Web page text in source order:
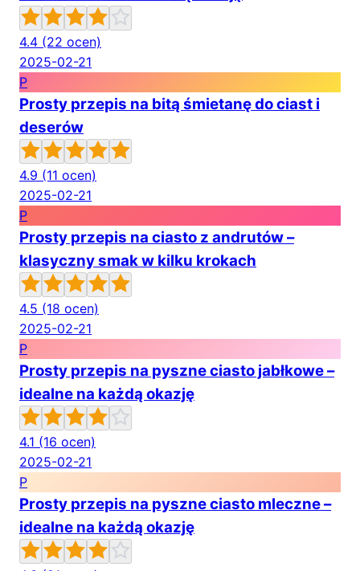
4.4 (22 ocen)
2025-02-21
P
Prosty przepis na bitą śmietanę do ciast i
deserów
4.9 (11 ocen)
2025-02-21
P
Prosty przepis na ciasto z andrutów –
klasyczny smak w kilku krokach
4.5 (18 ocen)
2025-02-21
P
Prosty przepis na pyszne ciasto jabłkowe –
idealne na każdą okazję
4.1 (16 ocen)
2025-02-21
P
Prosty przepis na pyszne ciasto mleczne –
idealne na każdą okazję